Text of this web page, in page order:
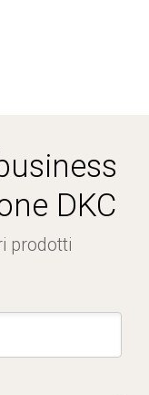
DKC
prodotti